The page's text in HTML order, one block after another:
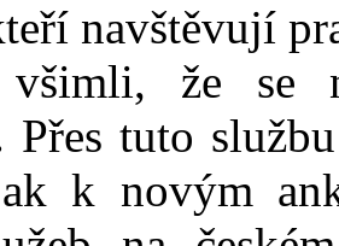
navštěvují
že se
Přes tuto
k novým